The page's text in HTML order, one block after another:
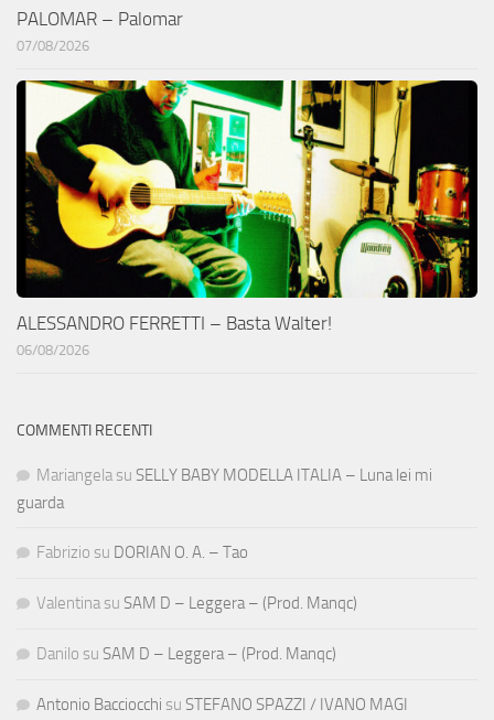
PALOMAR – Palomar
07/08/2026
ALESSANDRO FERRETTI – Basta Walter!
06/08/2026
COMMENTI RECENTI
Mariangela su SELLY BABY MODELLA ITALIA – Luna lei mi
guarda
Fabrizio su DORIAN O. A. – Tao
Valentina su SAM D – Leggera – (Prod. Manqc)
Danilo su SAM D – Leggera – (Prod. Manqc)
Antonio Bacciocchi su STEFANO SPAZZI / IVANO MAGI